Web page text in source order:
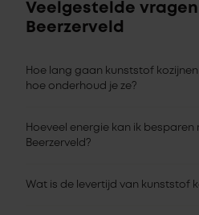
Veelgestelde
Beerzerveld
Hoe lang gaan kunststof kozijnen
hoe onderhoud je ze?
Hoeveel energie kan ik besparen
Beerzerveld?
Wat is de levertijd van kunststof